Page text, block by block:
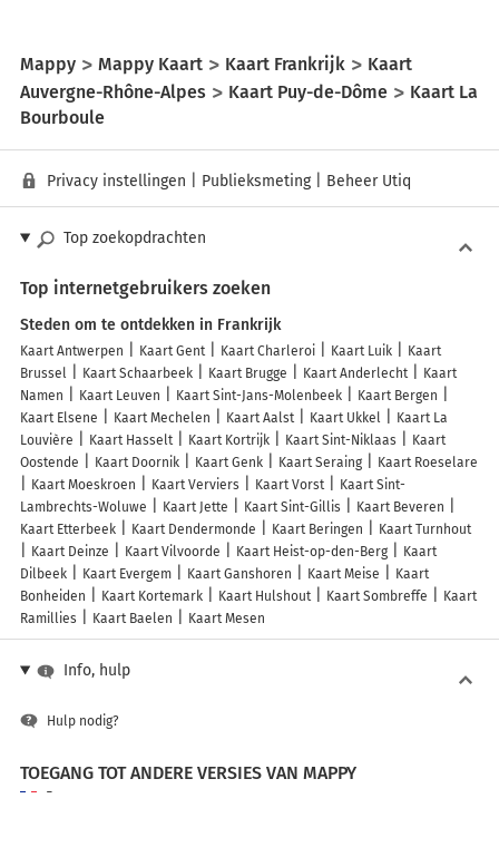
Mappy Mappy Kaart Kaart Frankrijk
Kaart
Auvergne-Rhône-Alpes
Kaart Puy-de-Dôme
Kaart La
Bourboule
Privacy instellingen Publieksmeting| Beheer Utiq
Top zoekopdrachten
Top internetgebruikers zoeken
Steden om te ontdekken in Frankrijk
Kaart Antwerpen Kaart Gent Kaart Charleroi Kaart Luik
Kaart
Brussel
Kaart Schaarbeek Kaart Brugge Kaart Anderlecht
Kaart
Namen
Kaart Leuven Kaart Sint-Jans-Molenbeek
Kaart Bergen
Kaart Elsene
Kaart Mechelen Kaart Aalst Kaart Ukkel
Kaart La
Louvière
Kaart Hasselt Kaart Kortrijk Kaart Sint-Niklaas
Kaart
Oostende
Kaart Doornik Kaart Genk Kaart Seraing
Kaart Roeselare
Kaart Moeskroen
Kaart Verviers Kaart Vorst
Kaart Sint-
Lambrechts-Woluwe
Kaart Jette Kaart Sint-Gillis
Kaart Beveren
Kaart Etterbeek
Kaart Dendermonde Kaart Beringen
Kaart Turnhout
Kaart Deinze
Kaart Vilvoorde Kaart Heist-op-den-Berg
Kaart
Dilbeek
Kaart Evergem Kaart Ganshoren Kaart Meise
Kaart
Bonheiden
Kaart Kortemark Kaart Hulshout Kaart Sombreffe
Kaart
Ramillies
Kaart Baelen Kaart Mesen
Info, hulp
Hulp nodig?
TOEGANG TOT ANDERE VERSIES VAN MAPPY
France